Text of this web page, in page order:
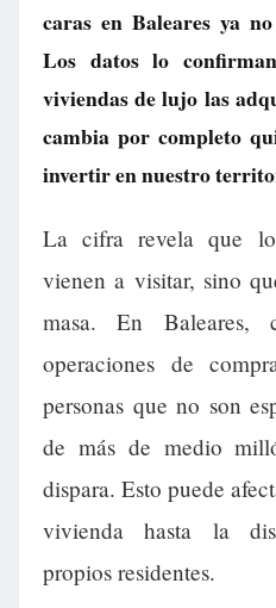
caras en Baleares ya
Los datos lo
viviendas de lujo las
cambia por completo
invertir en nuestro
La cifra revela que
vienen a visitar, sino
masa. En
operaciones de
personas que no son
de más de medio
dispara. Esto puede
vivienda hasta la
propios residentes.